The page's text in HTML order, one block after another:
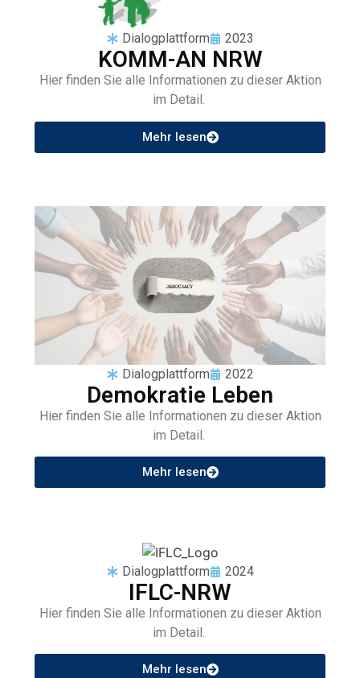
Dialogplattform 2023
KOMM-AN NRW
Hier finden Sie alle Informationen zu dieser Aktion
im Detail.
Mehr lesen
Dialogplattform 2022
Demokratie Leben
Hier finden Sie alle Informationen zu dieser Aktion
im Detail.
Mehr lesen
Dialogplattform 2024
IFLC-NRW
Hier finden Sie alle Informationen zu dieser Aktion
im Detail.
Mehr lesen